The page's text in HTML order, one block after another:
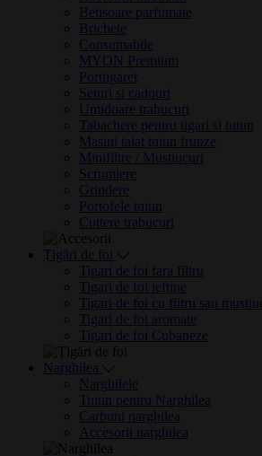
Betisoare parfumate
Brichete
Consumabile
MYON Premium
Porttigaret
Seturi si cadouri
Umidoare trabucuri
Tabachere pentru tigari si tutun
Masini taiat tutun frunze
Minifiltre / Mustiucuri
Scrumiere
Grindere
Portofele tutun
Cuttere trabucuri
Țigări de foi
Tigari de foi fara filtru
Tigari de foi ieftine
Tigari de foi cu filtru sau mustiuc
Tigari de foi aromate
Tigari de foi Cubaneze
Narghilea
Narghilele
Tutun pentru Narghilea
Carbuni narghilea
Accesorii narghilea